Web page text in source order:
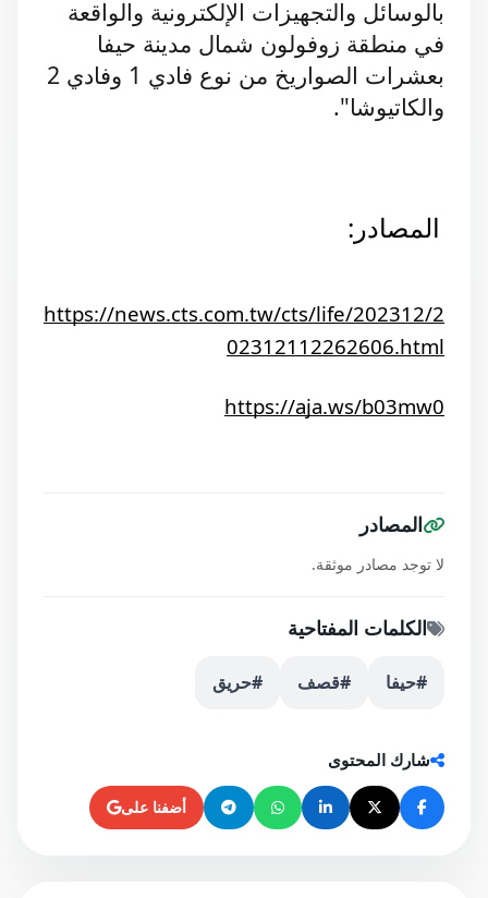
بالوسائل والتجهيزات الإلكترونية والواقعة
في منطقة زوفولون شمال ‏مدينة حيفا
بعشرات الصواريخ من نوع فادي 1 وفادي 2
والكاتيوشا".
المصادر:
https://news.cts.com.tw/cts/life/202312/2
02312112262606.html
https://aja.ws/b03mw0
المصادر
لا توجد مصادر موثقة.
الكلمات المفتاحية
#حيفا #قصف #حريق
شارك المحتوى
أضفنا على